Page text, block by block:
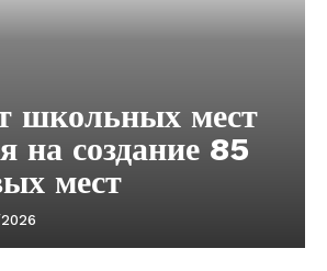
школьных мест
на создание 85
мест